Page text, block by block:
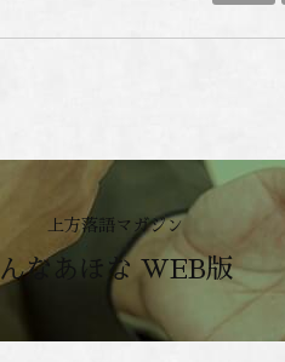
上方落語マガジン
んなあほな WEB版